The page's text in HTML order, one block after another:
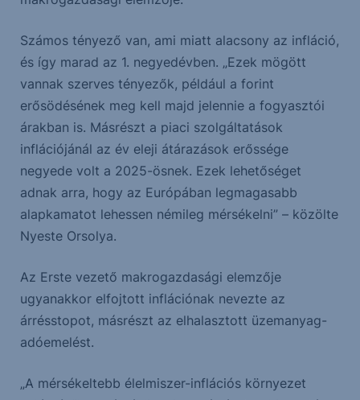
Számos tényező van, ami miatt alacsony az infláció,
és így marad az 1. negyedévben. „Ezek mögött
vannak szerves tényezők, például a forint
erősödésének meg kell majd jelennie a fogyasztói
árakban is. Másrészt a piaci szolgáltatások
inflációjánál az év eleji átárazások erőssége
negyede volt a 2025-ösnek. Ezek lehetőséget
adnak arra, hogy az Európában legmagasabb
alapkamatot lehessen némileg mérsékelni” – közölte
Nyeste Orsolya.
Az Erste vezető makrogazdasági elemzője
ugyanakkor elfojtott inflációnak nevezte az
árrésstopot, másrészt az elhalasztott üzemanyag-
adóemelést.
„A mérsékeltebb élelmiszer-inflációs környezet